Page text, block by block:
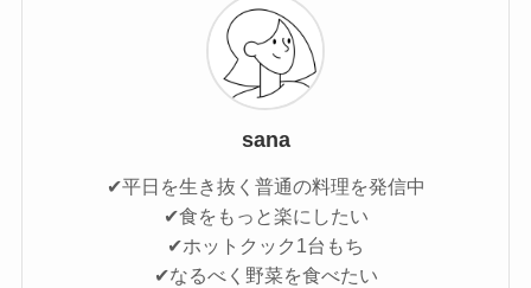
sana
✔平日を生き抜く普通の料理を発信中
✔食をもっと楽にしたい
✔ホットクック1台もち
✔なるべく野菜を食べたい